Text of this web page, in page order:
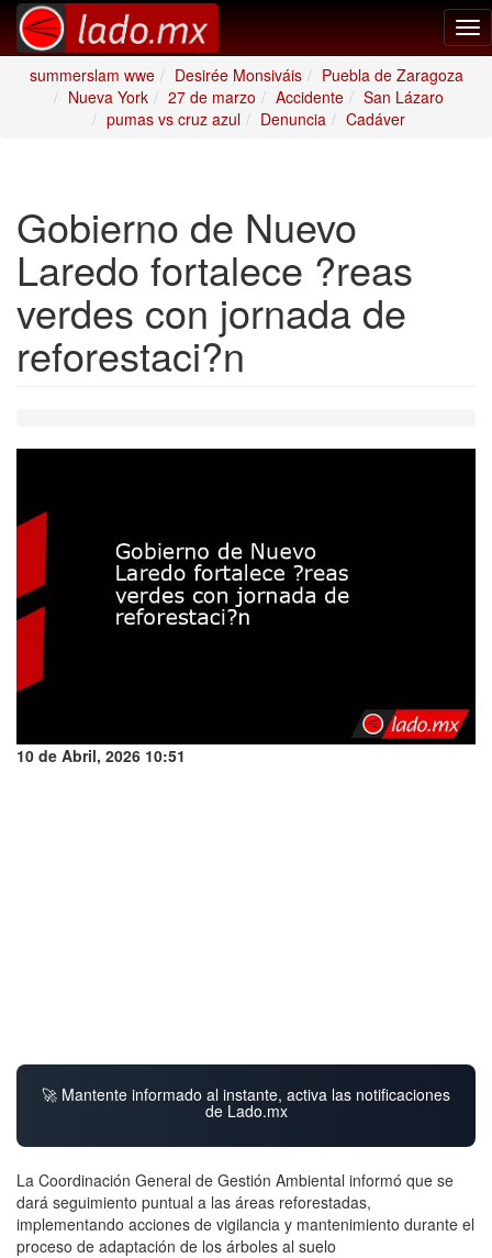
summerslam wwe
Desirée Monsiváis
Puebla de Zaragoza
Nueva York
27 de marzo Accidente
San Lázaro
pumas vs cruz azul
Denuncia Cadáver
Gobierno de Nuevo
Laredo fortalece ?reas
verdes con jornada de
reforestaci?n
10 de Abril, 2026 10:51
🚀 Mantente informado al instante, activa las notificaciones
de Lado.mx
La Coordinación General de Gestión Ambiental informó que se
dará seguimiento puntual a las áreas reforestadas,
implementando acciones de vigilancia y mantenimiento durante el
proceso de adaptación de los árboles al suelo